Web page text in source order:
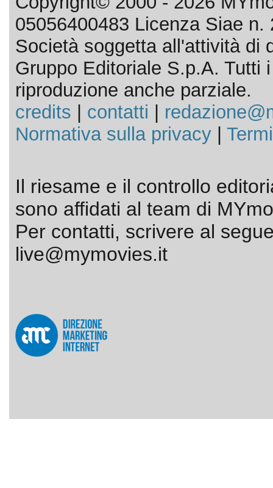
05056400483 Licenza Siae n.
Società soggetta all'attività di
Gruppo Editoriale S.p.A. Tutti
riproduzione anche parziale.
credits
contatti
Normativa sulla privacy|
Il riesame e il controllo
sono affidati al team di
Per contatti, scrivere al
live@mymovies.it